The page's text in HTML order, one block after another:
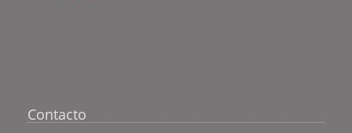
Contacto